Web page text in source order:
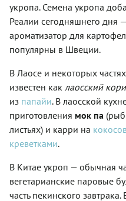
укропа. Семена укропа
Реалии сегодняшнего дня
ароматизатор для
популярны в Швеции.
В Лаосе и некоторых
известен как лаосский
из папайи. В лаосской
приготовления мок па
листьях) и карри на
креветками.
В Китае укроп — обычная
вегетарианские паровые
часть пекинского